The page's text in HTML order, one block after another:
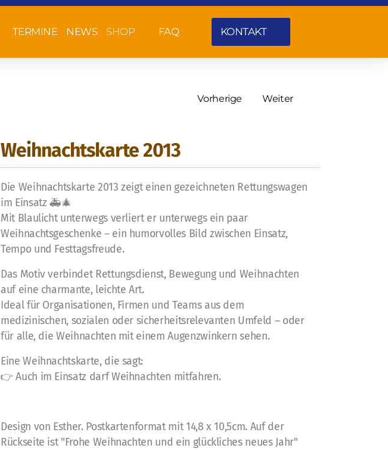
TERMINE NEWS SHOP FAQ KONTAKT
Vorherige Weiter
Weihnachtskarte 2013
Die Weihnachtskarte 2013 zeigt einen gezeichneten Rettungswagen
im Einsatz 🚑🎄
Mit Blaulicht unterwegs verliert er unterwegs ein paar
Weihnachtsgeschenke – ein humorvolles Bild zwischen Einsatz,
Tempo und Festtagsfreude.
Das Motiv verbindet Rettungsdienst, Bewegung und Weihnachten
auf eine charmante, leichte Art.
Ideal für Organisationen, Firmen und Teams aus dem
medizinischen, sozialen oder sicherheitsrelevanten Umfeld – oder
für alle, die Weihnachten mit einem Augenzwinkern sehen.
Eine Weihnachtskarte, die sagt:
👉 Auch im Einsatz darf Weihnachten mitfahren.
Design von Esther. Postkartenformat mit 14,8 x 10,5cm. Auf der
Rückseite ist "Frohe Weihnachten und ein glückliches neues Jahr"